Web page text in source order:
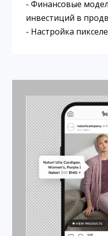
- Финансовые
инвестиций в
- Настройка